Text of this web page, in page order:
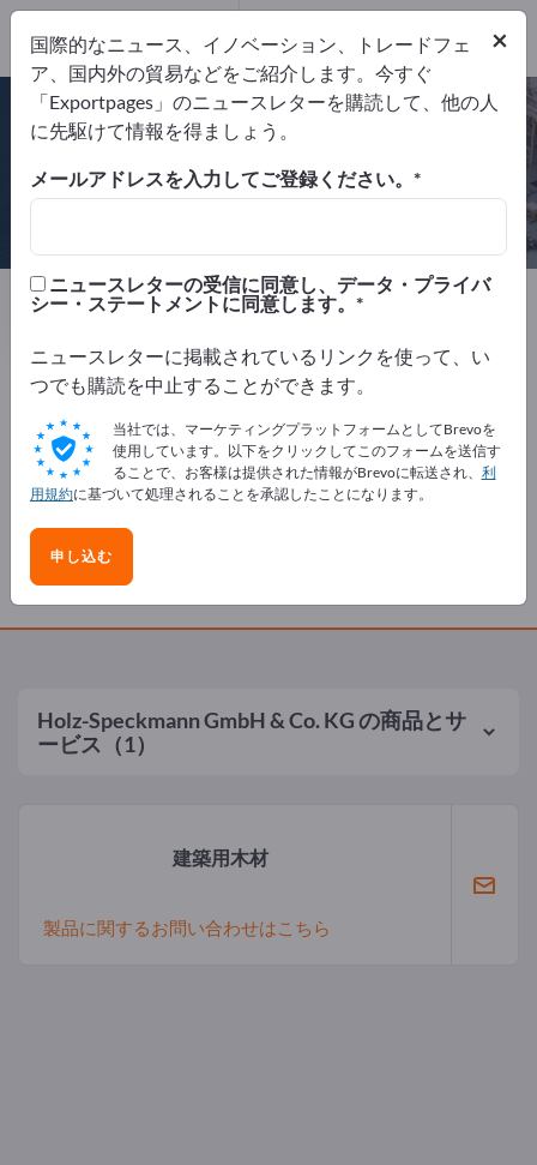
KG
製造元 ドイツ
Website
RAL PEFC FSC
Holz-Speckmann GmbH & Co. KGの商品とサ
ービス（1）
建築用木材
製品に関するお問い合わせはこちら
×
国際的なニュース、イノベーション、トレードフェ
ア、国内外の貿易などをご紹介します。今すぐ
「Exportpages」のニュースレターを購読して、他の人
に先駆けて情報を得ましょう。
メールアドレスを入力してご登録ください。
ニュースレターの受信に同意し、データ・プライバ
シー・ステートメントに同意します。
ニュースレターに掲載されているリンクを使って、い
つでも購読を中止することができます。
当社では、マーケティングプラットフォームとしてBrevoを
使用しています。以下をクリックしてこのフォームを送信す
ることで、お客様は提供された情報がBrevoに転送され、 利
用規約に基づいて処理されることを承認したことになります。
申し込む